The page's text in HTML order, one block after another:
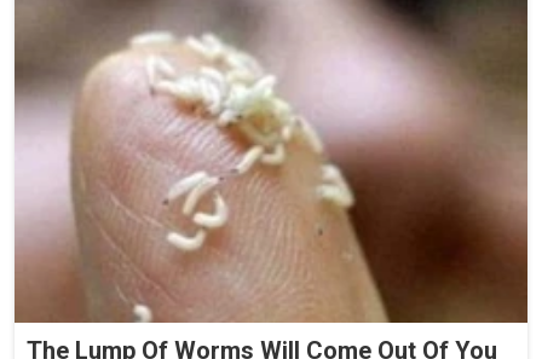
The Lump Of Worms Will Come Out Of You